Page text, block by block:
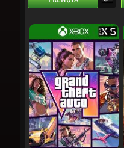
-6%
kr.599.25
kr.487.67